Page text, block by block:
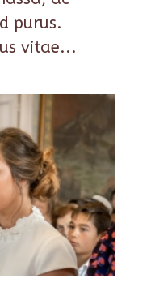
purus.
vitae...